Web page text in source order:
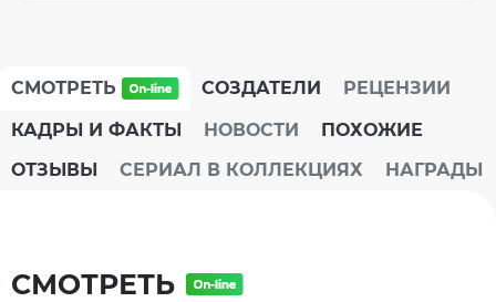
СМОТРЕТЬ СОЗДАТЕЛИ
РЕЦЕНЗИИ
КАДРЫ И ФАКТЫ
НОВОСТИ
ПОХОЖИЕ
ОТЗЫВЫ
СЕРИАЛ В КОЛЛЕКЦИЯХ НАГРАДЫ
СМОТРЕТЬ